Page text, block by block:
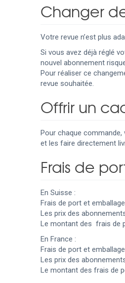
Changer
Votre revue n’est plus
Si vous avez déjà réglé
nouvel abonnement
Pour réaliser ce
revue souhaitée.
Offrir un
Pour chaque
et les faire directement
Frais de
En Suisse :
Frais de port et
Les prix des
Le montant des frais de
En France :
Frais de port et
Les prix des
Le montant des frais de